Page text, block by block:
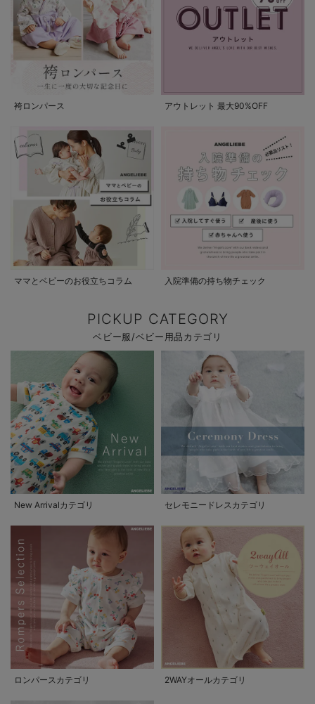
袴ロンパース アウトレット 最大90%OFF
ママとベビーのお役立ちコラム 入院準備の持ち物チェック
PICKUP CATEGORY
ベビー服/ベビー用品カテゴリ
New Arrivalカテゴリ セレモニードレスカテゴリ
ロンパースカテゴリ 2WAYオールカテゴリ